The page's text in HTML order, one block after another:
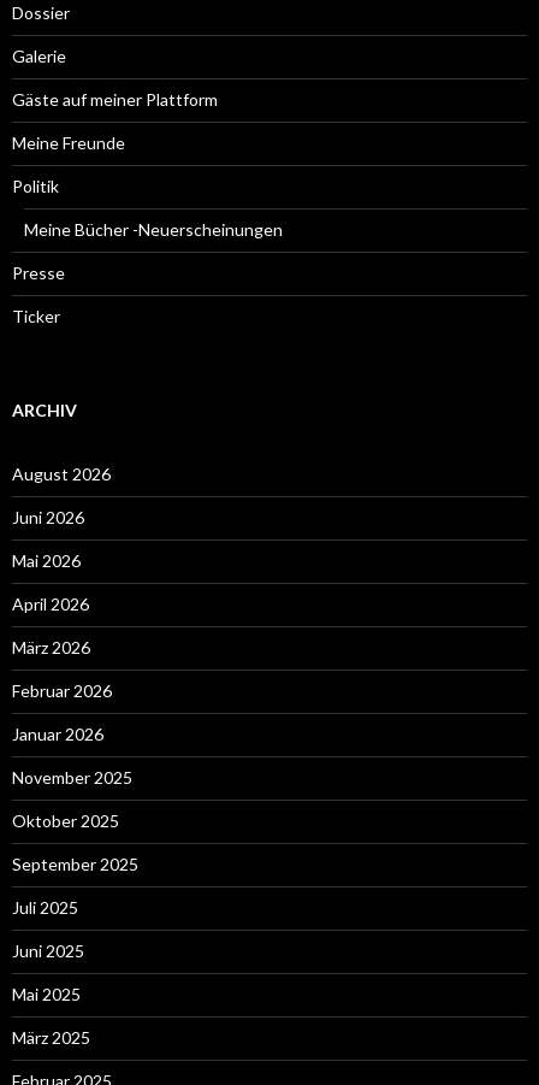
Dossier
Galerie
Gäste auf meiner Plattform
Meine Freunde
Politik
Meine Bücher -Neuerscheinungen
Presse
Ticker
ARCHIV
August 2026
Juni 2026
Mai 2026
April 2026
März 2026
Februar 2026
Januar 2026
November 2025
Oktober 2025
September 2025
Juli 2025
Juni 2025
Mai 2025
März 2025
Februar 2025